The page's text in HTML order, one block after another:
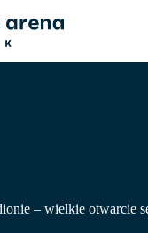
– wielkie otwarcie